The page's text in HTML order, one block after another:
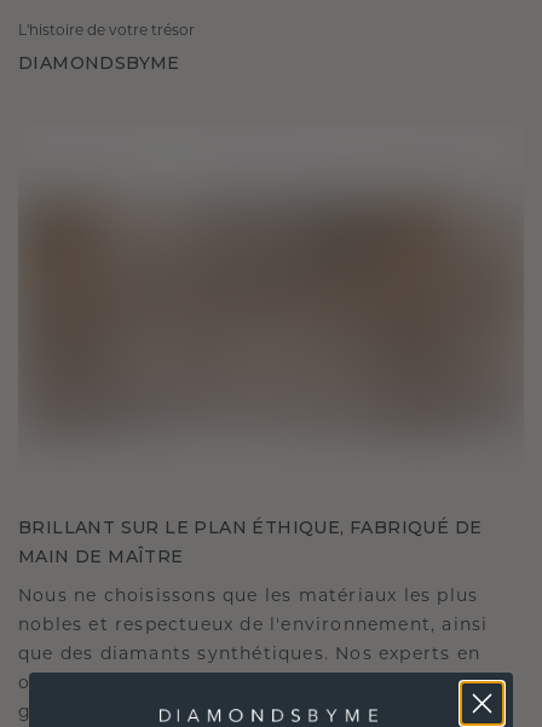
L'histoire de votre trésor
DIAMONDSBYME
BRILLANT SUR LE PLAN ÉTHIQUE, FABRIQUÉ DE
MAIN DE MAÎTRE
Nous ne choisissons que les matériaux les plus
nobles et respectueux de l'environnement, ainsi
que des diamants synthétiques. Nos experts en
orfèvrerie allient durabilité et savoir-faire inégalé,
garantissant ainsi que vos bijoux sont aussi